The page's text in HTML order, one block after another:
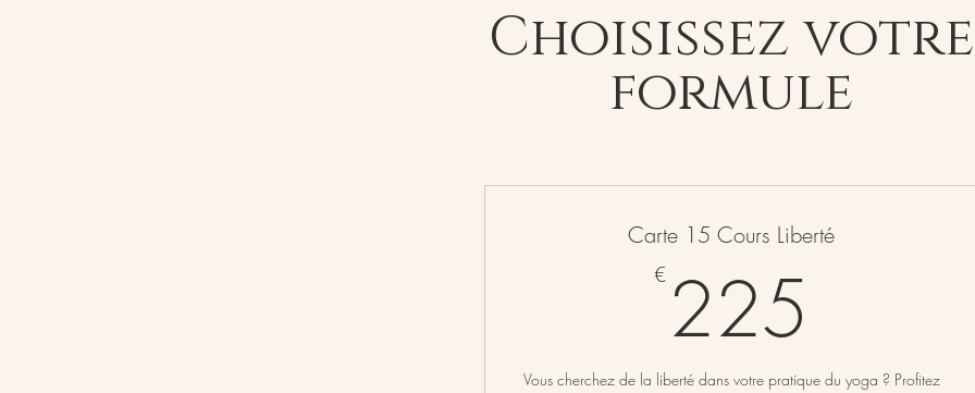
Choisissez votre
formule
Carte 15 Cours Liberté
€ 225
Vous cherchez de la liberté dans votre pratique du yoga ? Profitez